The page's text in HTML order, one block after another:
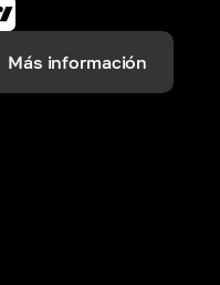
Más información